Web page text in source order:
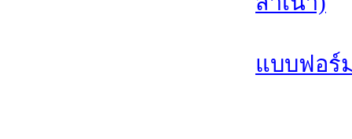
แบบฟอร์